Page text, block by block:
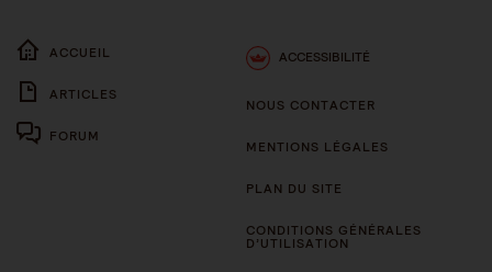
ACCUEIL
ARTICLES
FORUM
ACCESSIBILITÉ
NOUS CONTACTER
MENTIONS LÉGALES
PLAN DU SITE
CONDITIONS GÉNÉRALES
D’UTILISATION